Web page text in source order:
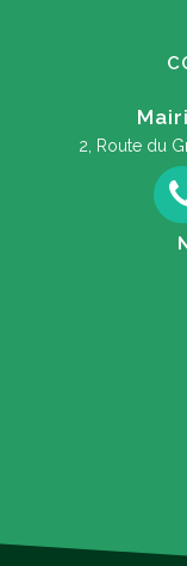
2, Route du